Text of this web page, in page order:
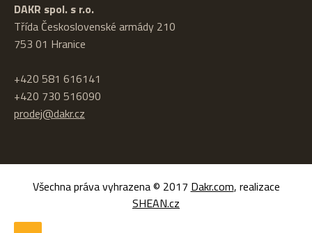
DAKR spol. s r.o.
Třída Československé armády 210
753 01 Hranice
+420 581 616141
+420 730 516090
prodej@dakr.cz
Všechna práva vyhrazena © 2017 Dakr.com, realizace
SHEAN.cz